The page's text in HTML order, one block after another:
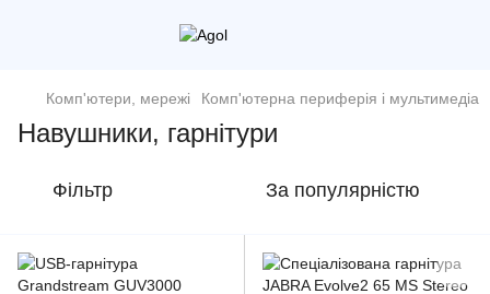
Комп'ютери, мережі Комп'ютерна периферія і мультимедіа
Навушники, гарнітури
Фільтр За популярністю